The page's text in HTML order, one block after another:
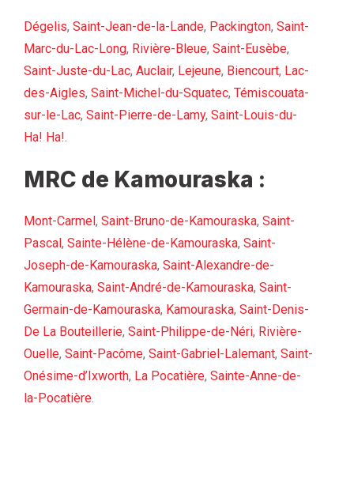
Dégelis, Saint-Jean-de-la-Lande, Packington, Saint-
Marc-du-Lac-Long, Rivière-Bleue, Saint-Eusèbe,
Saint-Juste-du-Lac, Auclair, Lejeune, Biencourt, Lac-
des-Aigles, Saint-Michel-du-Squatec, Témiscouata-
sur-le-Lac, Saint-Pierre-de-Lamy, Saint-Louis-du-
Ha! Ha!.
MRC de Kamouraska :
Mont-Carmel , Saint-Bruno-de-Kamouraska, Saint-
Pascal , Sainte-Hélène-de-Kamouraska, Saint-
Joseph-de-Kamouraska, Saint-Alexandre-de-
Kamouraska, Saint-André-de-Kamouraska, Saint-
Germain-de-Kamouraska, Kamouraska, Saint-Denis-
De La Bouteillerie, Saint-Philippe-de-Néri, Rivière-
Ouelle, Saint-Pacôme, Saint-Gabriel-Lalemant, Saint-
Onésime-d’Ixworth, La Pocatière, Sainte-Anne-de-
la-Pocatière.